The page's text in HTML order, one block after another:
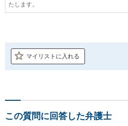
たします。
マイリストに入れる
この質問に回答した弁護士